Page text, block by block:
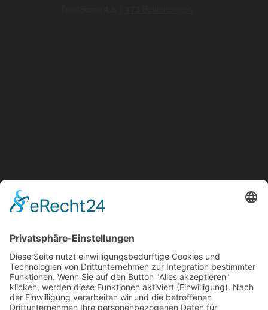
​HAFTUNGSAUSSCHLUSS: ​Alle hier genannten Ergebnisse und Erkenntnisse
resultieren auf unserer jahrelangen Erfahrung und die unserer ​Klienten. ​Diese
Resultate sind nicht selbstverständlich​ (ohne vorher mit uns 1:1 gesprochen zu
benutzen können. Wir möchten uns von Schnell-Reich-Werden Systemen
distanzieren. ​Das hier kommt von einer richtigen Firma aus dem sonnigen Leipzig
Hinweis: Die Angebote & Inhalte auf dieser Seite richten sich ausschließlich an
Gewerbetreibende & Unternehmer im Sinne des §14 BGB.
​© ​2025 Neumann Consulting GmbH IImpressumIDatenschutz